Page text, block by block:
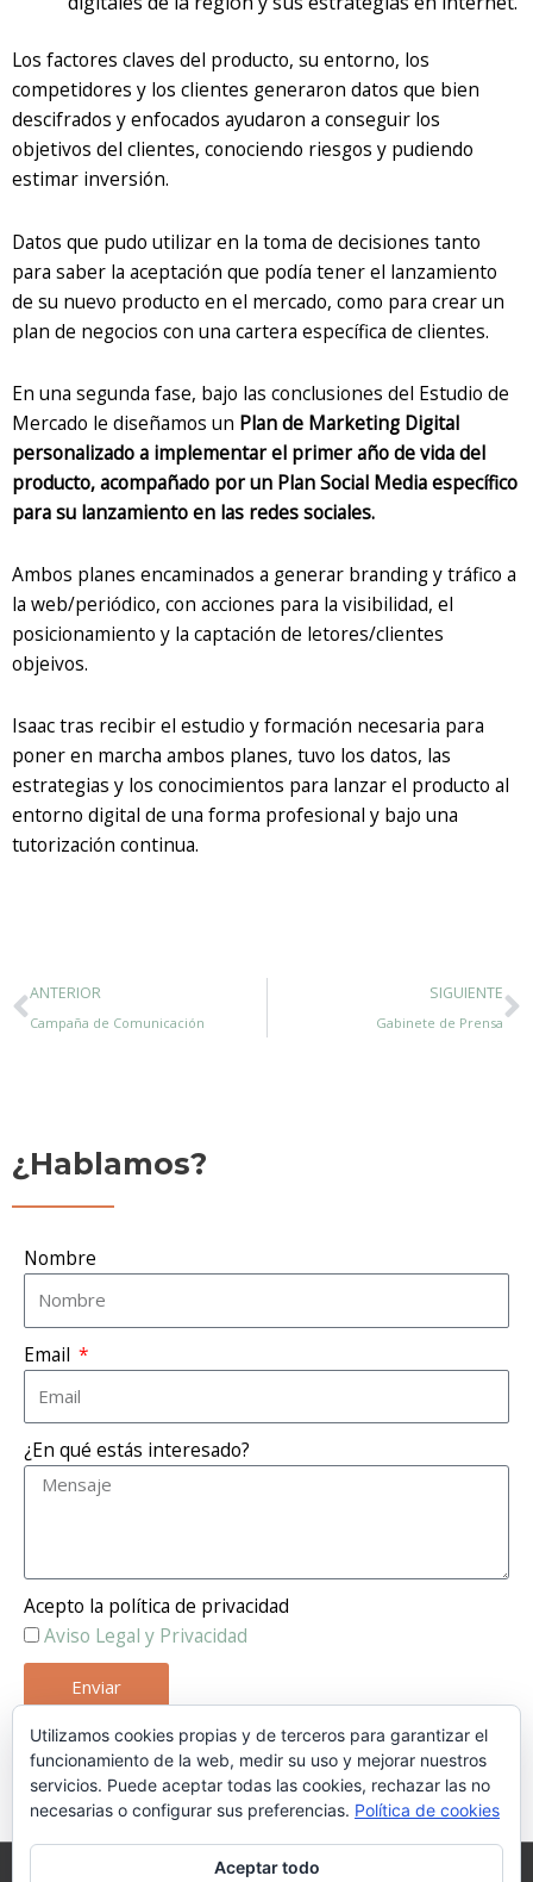
Los factores claves del producto, su entorno, los
competidores y los clientes generaron datos que bien
descifrados y enfocados ayudaron a conseguir los
objetivos del clientes, conociendo riesgos y pudiendo
estimar inversión.
Datos que pudo utilizar en la toma de decisiones tanto
para saber la aceptación que podía tener el lanzamiento
de su nuevo producto en el mercado, como para crear un
plan de negocios con una cartera específica de clientes.
En una segunda fase, bajo las conclusiones del Estudio de
Mercado le diseñamos un Plan de Marketing Digital
personalizado a implementar el primer año de vida del
producto, acompañado por un Plan Social Media específico
para su lanzamiento en las redes sociales.
Ambos planes encaminados a generar branding y tráfico a
la web/periódico, con acciones para la visibilidad, el
posicionamiento y la captación de letores/clientes
objeivos.
Isaac tras recibir el estudio y formación necesaria para
poner en marcha ambos planes, tuvo los datos, las
estrategias y los conocimientos para lanzar el producto al
entorno digital de una forma profesional y bajo una
tutorización continua.
Ant
ANTERIOR
Campaña de Comunicación
SIGUIENTE
Gabinete de Prensa
¿Hablamos?
Nombre
Email
¿En qué estás interesado?
Acepto la política de privacidad
Aviso Legal y Privacidad
Enviar
Utilizamos cookies propias y de terceros para garantizar el
funcionamiento de la web, medir su uso y mejorar nuestros
servicios. Puede aceptar todas las cookies, rechazar las no
necesarias o configurar sus preferencias. Política de cookies
Aceptar todo